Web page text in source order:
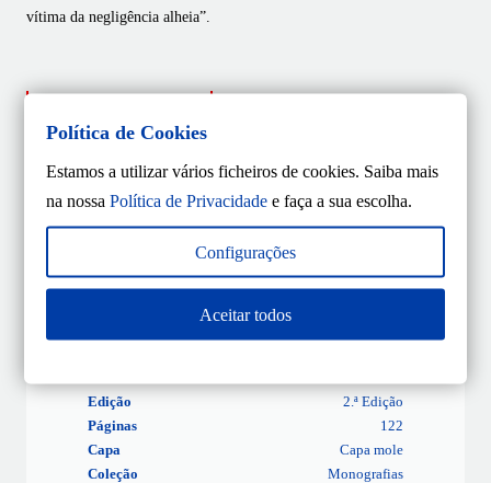
vítima da negligência alheia”.
Rudolf Von Jhering
Ver mais
Edição
2.ª Edição
Páginas
122
Capa
Capa mole
Coleção
Monografias
Política de Cookies
Estamos a utilizar vários ficheiros de cookies. Saiba mais
na nossaPolítica de Privacidade e faça a sua escolha.
Configurações
Aceitar todos